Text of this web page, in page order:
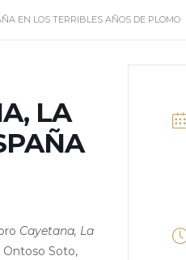
EN LOS TERRIBLES AÑOS DE PLOMO
LA
Cayetana, La
Soto,